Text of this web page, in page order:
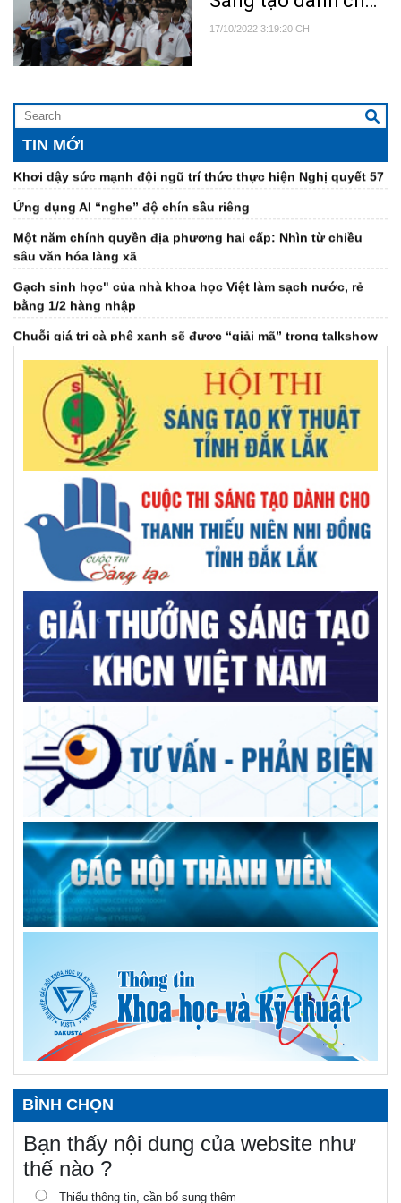
thanh thiếu niên, nhi
17/10/2022 3:19:20 CH
TIN MỚI
Liên hiệp các Hội khoa học và kỹ thuật tỉnh: Kiện toàn tổ
chức bộ máy, nâng cao chất lượng hoạt động các hội thành
viên
ĐƯỜNG MỚI, KHƠI DẬY KHÁT VỌNG CỐNG HIẾN CỦA ĐỘI
NGŨ TRÍ THỨC
Khơi dậy sức mạnh đội ngũ trí thức thực hiện Nghị quyết 57
Ứng dụng AI “nghe” độ chín sầu riêng
Một năm chính quyền địa phương hai cấp: Nhìn từ chiều
sâu văn hóa làng xã
Gạch sinh học" của nhà khoa học Việt làm sạch nước, rẻ
bằng 1/2 hàng nhập
Chuỗi giá trị cà phê xanh sẽ được “giải mã” trong talkshow
sắp phát sóng
Đại hội Hội Dưỡng sinh tâm thể tỉnh khóa IV, nhiệm kỳ 2026-
Đại hội đại biểu Hội Khuyến học tỉnh Đắk Lắk lần thứ I,
nhiệm kỳ 2026 - 2031
Giải mã ‘bài toán khó’ EUDR bằng bản đồ số cà phê Đắk Lắk
Việt Nam đứng thứ 2 Đông Nam Á, thứ 7 thế giới về chuyển
đổi địa chỉ Internet thế hệ mới
Báo chí thời đại số - khi công nghệ song hành cùng tư duy
đổi mới
GS.VS.TSKH Trần Đình Long: Khoa học chỉ thật sự có giá trị
khi đến được với người dân
AILPA – Robot AI hỗ trợ người cao tuổi sống neo đơn
Kiện toàn nhân sự Trung tâm Tư vấn và dịch vụ KHCN tỉnh
Trường Đại học Xây dựng Miền Trung: Kỷ niệm 50 năm ngày
thành lập
Giải pháp tối ưu cho bệnh nhân sỏi đường mật phức tạp
GS.TS Hà Học Trạc, người nâng tầm vị thế trí thức, thủ lĩnh
đức, tài VUSTA
Góp ý Đề án điều chỉnh quy hoạch tỉnh Đắk Lắk thời kỳ
2021-2030, tầm nhìn đến năm 2050
Người dùng băn khoăn xăng E10 tách lớp, chuyên gia hóa
học nói gì?
Tổng kết và trao giải Hội thi Sáng tạo Kỹ thuật tỉnh giai đoạn
Tổ chức tọa đàm nhân Ngày Khoa học và Công nghệ Việt
Nam
Đắk Lắk: Liên hiệp Hội tỉnh tổ chức hội thảo về kinh tế xanh
Xe tự hành thu gom rác thải dưới đáy hồ - Một giải pháp tạo
Danh sách đoạt giải Hội thi Sáng tạo kỹ thuật tỉnh Đắk Lắk
Danh sách đoạt giải Hội thi Sáng tạo kỹ thuật tỉnh Đắk Lắk
giai đoạn 2024 - 2025, khu vực phía Đông
BÌNH CHỌN
Bạn thấy nội dung của website như
thế nào ?
Thiếu thông tin, cần bổ sung thêm